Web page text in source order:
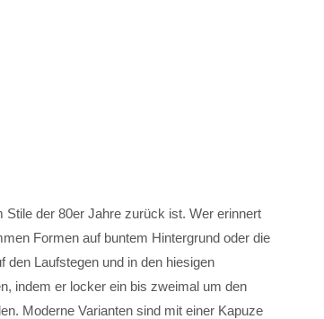
der 80er Jahre zurück ist. Wer erinnert
Formen auf buntem Hintergrund oder die
den Laufstegen und in den hiesigen
indem er locker ein bis zweimal um den
Moderne Varianten sind mit einer Kapuze